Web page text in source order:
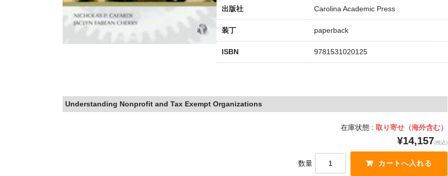
出版社 Carolina Academic Press
装丁 paperback
ISBN 9781531020125
Understanding Nonprofit and Tax Exempt Organizations
在庫状態 : 取り寄せ（海外含む）
¥14,157(税込)
数量